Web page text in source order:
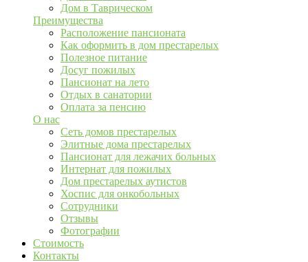
Дом в Таврическом
Преимущества
Расположение пансионата
Как оформить в дом престарелых
Полезное питание
Досуг пожилых
Пансионат на лето
Отдых в санатории
Оплата за пенсию
О нас
Сеть домов престарелых
Элитные дома престарелых
Пансионат для лежачих больных
Интернат для пожилых
Дом престарелых аутистов
Хоспис для онкобольных
Сотрудники
Отзывы
Фотографии
Стоимость
Контакты